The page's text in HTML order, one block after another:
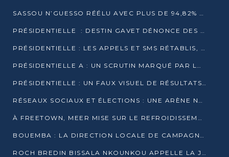
SASSOU N’GUESSO RÉÉLU AVEC PLUS DE 94,82% DES VOIX
PRÉSIDENTIELLE : DESTIN GAVET DÉNONCE DES IRRÉGULARITÉS ET REVENDIQUE LA VICTOIRE
PRÉSIDENTIELLE : LES APPELS ET SMS RÉTABLIS, INTERNET RESTE BLOQUÉ
PRÉSIDENTIELLE A : UN SCRUTIN MARQUÉ PAR LA COUPURE D’INTERNET ET UNE AFFLUENCE TIMIDE À BRAZZAVILLE
PRÉSIDENTIELLE : UN FAUX VISUEL DE RÉSULTATS CIRCULE
RÉSEAUX SOCIAUX ET ÉLECTIONS : UNE ARÈNE NUMÉRIQUE EN PLEINE MUTATION AU CONGO
À FREETOWN, MEER MISE SUR LE REFROIDISSEMENT PASSIF FACE À LA CHALEUR EXTRÊME
BOUEMBA : LA DIRECTION LOCALE DE CAMPAGNE DE DENIS SASSOU N’GUESSO MULTIPLIE LES ACTIVITÉS DE MOBILISATION
ROCH BREDIN BISSALA NKOUNKOU APPELLE LA JEUNESSE DE GOMA TSÉ-TSÉ À UN VOTE MASSIF POUR DENIS SASSOU NGUESSO